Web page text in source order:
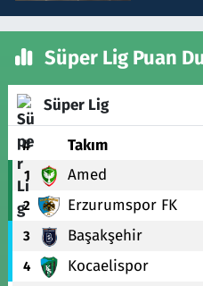
Süper Lig Puan
Süper Lig
# Takım
1 Amed
2 Erzurumspor FK
3 Başakşehir
4 Kocaelispor